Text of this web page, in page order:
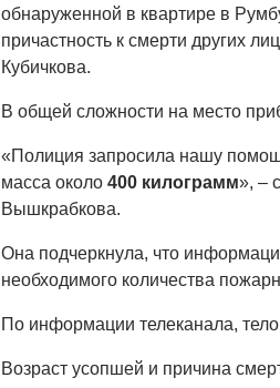
обнаруженной в квартире в
причастность к смерти других
Кубичкова.
В общей сложности на место
«Полиция запросила нашу
масса около 400 килограмм», –
Вышкрабкова.
Она подчеркнула, что
необходимого количества
По информации телеканала,
Возраст усопшей и причина